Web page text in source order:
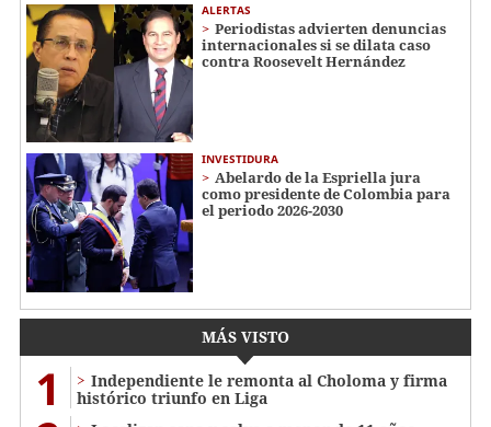
ALERTAS
Periodistas advierten denuncias
internacionales si se dilata caso
contra Roosevelt Hernández
INVESTIDURA
Abelardo de la Espriella jura
como presidente de Colombia para
el periodo 2026-2030
MÁS VISTO
1
Independiente le remonta al Choloma y firma
histórico triunfo en Liga